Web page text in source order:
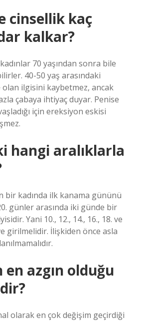
cinsellik kaç
kalkar?
70 yaşından sonra bile
40-50 yaş arasındaki
ilgisini kaybetmez, ancak
çabaya ihtiyaç duyar. Penise
için ereksiyon eskisi
hangi aralıklarla
bir kadında ilk kanama gününü
günler arasında iki günde bir
Yani 10., 12., 14., 16., 18. ve
girilmelidir. İlişkiden önce asla
en azgın olduğu
olarak en çok değişim geçirdiği